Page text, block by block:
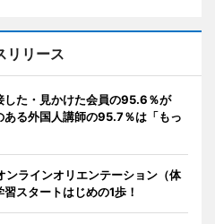
リリース
した・見かけた会員の95.6％が
ある外国人講師の95.7％は「もっ
ンラインオリエンテーション（体
スタートはじめの1歩！